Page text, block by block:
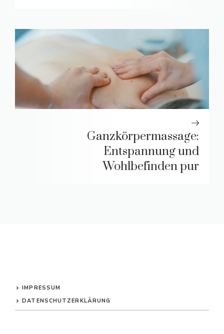
Ganzkörpermassage:
Entspannung und
Wohlbefinden pur
IMPRESSUM
DATENSCHUTZERKLÄRUNG